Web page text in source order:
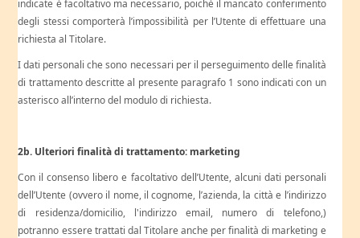
indicate è facoltativo ma necessario, poiché il mancato conferimento
degli stessi comporterà l’impossibilità per l’Utente di effettuare una
richiesta al Titolare.
I dati personali che sono necessari per il perseguimento delle finalità
di trattamento descritte al presente paragrafo 1 sono indicati con un
asterisco all’interno del modulo di richiesta.
2b. Ulteriori finalità di trattamento: marketing
Con il consenso libero e facoltativo dell’Utente, alcuni dati personali
dell’Utente (ovvero il nome, il cognome, l’azienda, la città e l’indirizzo
di residenza/domicilio, l'indirizzo email, numero di telefono,)
potranno essere trattati dal Titolare anche per finalità di marketing e